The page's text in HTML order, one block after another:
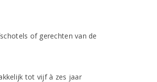
of gerechten van de
tot vijf à zes jaar